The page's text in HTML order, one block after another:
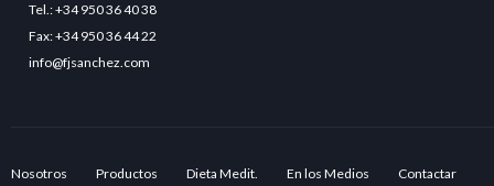
Tel.: +34 950 36 40 38
Fax: +34 950 36 44 22
info@fjsanchez.com
Nosotros Productos Dieta Medit. En los Medios Contactar